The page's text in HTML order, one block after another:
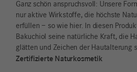
Ganz schön anspruchsvoll: Unsere
nur aktive Wirkstoffe, die höchste
erfüllen – so wie hier. In diesen
Bakuchiol seine natürliche Kraft, die
glätten und Zeichen der Hautalterung
Zertifizierte Naturkosmetik